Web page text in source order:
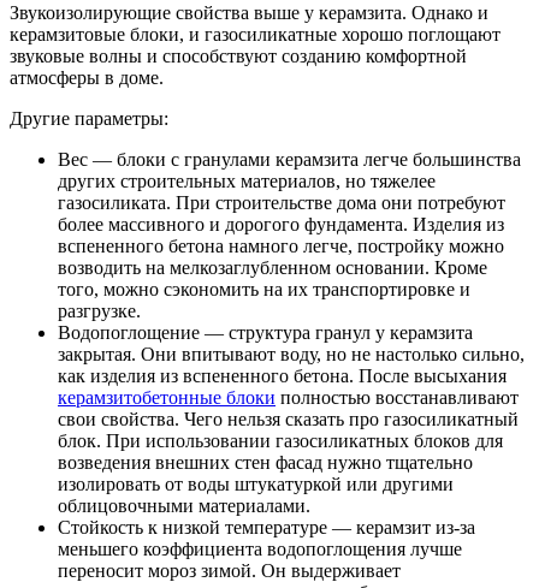
Звукоизолирующие свойства выше у керамзита. Однако и
керамзитовые блоки, и газосиликатные хорошо поглощают
звуковые волны и способствуют созданию комфортной
атмосферы в доме.
Другие параметры:
Вес — блоки с гранулами керамзита легче большинства
других строительных материалов, но тяжелее
газосиликата. При строительстве дома они потребуют
более массивного и дорогого фундамента. Изделия из
вспененного бетона намного легче, постройку можно
возводить на мелкозаглубленном основании. Кроме
того, можно сэкономить на их транспортировке и
разгрузке.
Водопоглощение — структура гранул у керамзита
закрытая. Они впитывают воду, но не настолько сильно,
как изделия из вспененного бетона. После высыхания
керамзитобетонные блоки полностью восстанавливают
свои свойства. Чего нельзя сказать про газосиликатный
блок. При использовании газосиликатных блоков для
возведения внешних стен фасад нужно тщательно
изолировать от воды штукатуркой или другими
облицовочными материалами.
Стойкость к низкой температуре — керамзит из-за
меньшего коэффициента водопоглощения лучше
переносит мороз зимой. Он выдерживает